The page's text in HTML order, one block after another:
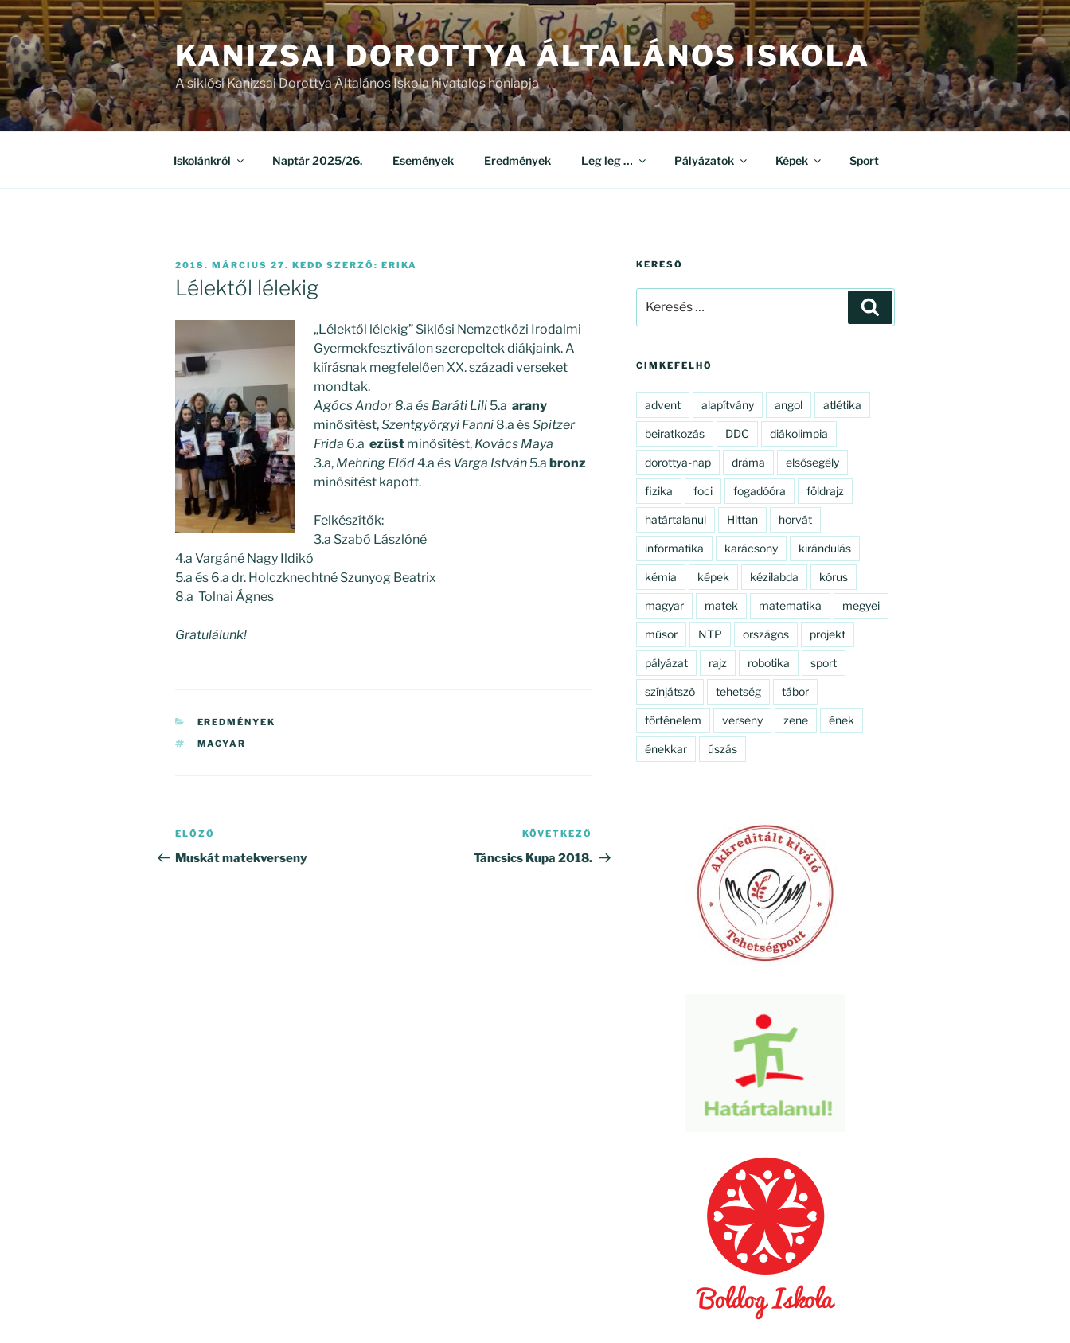
Tartalomhoz
KANIZSAI DOROTTYA ÁLTALÁNOS ISKOLA
A siklósi Kanizsai Dorottya Általános Iskola hivatalos honlapja
Iskolánkról Naptár 2025/26. Események Eredmények Leg leg … Pályázatok Képek Sport
BEKÜLDVE:
2018. MÁRCIUS 27. KEDD SZERZŐ: ERIKA
Lélektől lélekig
„Lélektől lélekig” Siklósi Nemzetközi Irodalmi
Gyermekfesztiválon szerepeltek diákjaink. A
kiírásnak megfelelően XX. századi verseket
mondtak.
Agócs Andor 8.a és Baráti Lili 5.a arany
minősítést,Szentgyörgyi Fanni 8.a ésSpitzer
Frida 6.a ezüst minősítést, Kovács Maya
3.a, Mehring Előd4.a és Varga István 5.a bronz
minősítést kapott.
Felkészítők:
3.a Szabó Lászlóné
4.a Vargáné Nagy Ildikó
5.a és 6.a dr. Holczknechtné Szunyog Beatrix
8.a Tolnai Ágnes
Gratulálunk!
KATEGÓRIÁK
EREDMÉNYEK
CÍMKÉK
MAGYAR
Bejegyzés
navigáció
Korábbi
bejegyzés
ELŐZŐ
Muskát matekverseny
bejegyzés
KÖVETKEZŐ
Táncsics Kupa 2018.
KERESŐ
következő
CIMKEFELHŐ
advent alapítvány angol atlétika
beiratkozás DDC diákolimpia
dorottya-nap dráma elsősegély
fizika foci fogadóóra földrajz
határtalanul Hittan horvát
informatika karácsony kirándulás
kémia képek kézilabda kórus
magyar matek matematika megyei
műsor NTP országos projekt
pályázat rajz robotika sport
színjátszó tehetség tábor
történelem verseny zene ének
énekkar úszás